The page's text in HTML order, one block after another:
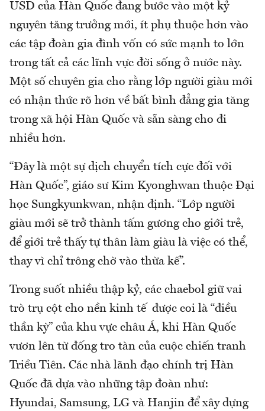
USD của Hàn Quốc đang bước vào một kỷ
nguyên tăng trưởng mới, ít phụ thuộc hơn vào
các tập đoàn gia đình vốn có sức mạnh to lớn
trong tất cả các lĩnh vực đời sống ở nước này.
Một số chuyên gia cho rằng lớp người giàu mới
có nhận thức rõ hơn về bất bình đẳng gia tăng
trong xã hội Hàn Quốc và sẵn sàng cho đi
nhiều hơn.
“Đây là một sự dịch chuyển tích cực đối với
Hàn Quốc”, giáo sư Kim Kyonghwan thuộc Đại
học Sungkyunkwan, nhận định. “Lớp người
giàu mới sẽ trở thành tấm gương cho giới trẻ,
để giới trẻ thấy tự thân làm giàu là việc có thể,
thay vì chỉ trông chờ vào thừa kế”.
Trong suốt nhiều thập kỷ, các chaebol giữ vai
trò trụ cột cho nền kinh tế được coi là “điều
thần kỳ” của khu vực châu Á, khi Hàn Quốc
vươn lên từ đống tro tàn của cuộc chiến tranh
Triều Tiên. Các nhà lãnh đạo chính trị Hàn
Quốc đã dựa vào những tập đoàn như:
Hyundai, Samsung, LG và Hanjin để xây dựng